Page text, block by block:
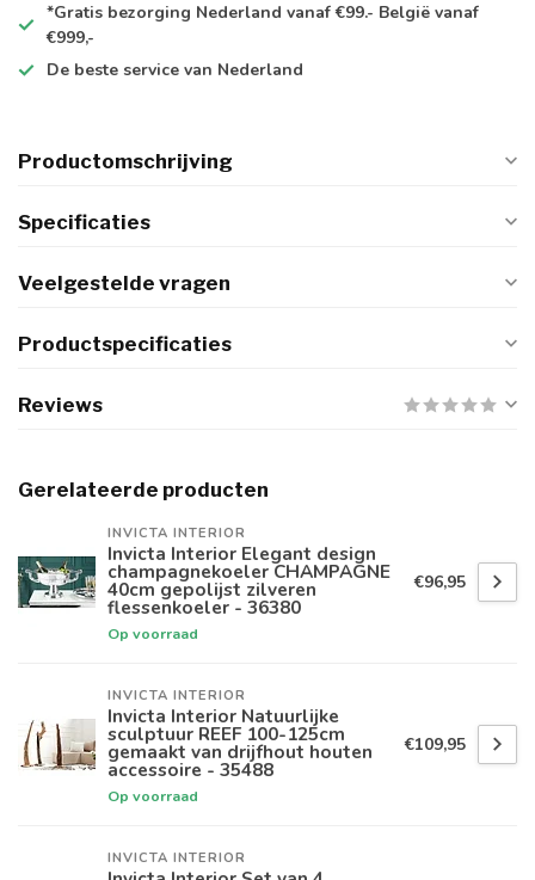
*Gratis bezorging Nederland vanaf €99.- België vanaf
€999,-
De beste service van Nederland
Productomschrijving
Specificaties
Veelgestelde vragen
Productspecificaties
Reviews
Gerelateerde producten
INVICTA INTERIOR
Invicta Interior Elegant design
champagnekoeler CHAMPAGNE
40cm gepolijst zilveren
flessenkoeler - 36380
Op voorraad
€96,95
INVICTA INTERIOR
Invicta Interior Natuurlijke
sculptuur REEF 100-125cm
gemaakt van drijfhout houten
accessoire - 35488
Op voorraad
€109,95
INVICTA INTERIOR